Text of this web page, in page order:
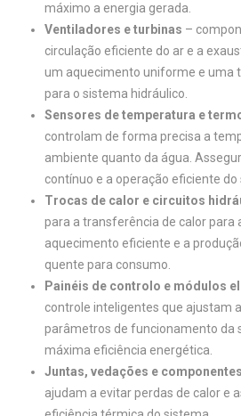
máximo a energia gerada.
Ventiladores e turbinas –
circulação eficiente do ar e a
um aquecimento uniforme e uma
para o sistema hidráulico.
Sensores de temperatura e
controlam de forma precisa a
ambiente quanto da água.
contínuo e a operação eficiente
Trocas de calor e circuitos
para a transferência de calor para
aquecimento eficiente e a
quente para consumo.
Painéis de controlo e módulos
controle inteligentes que ajustam
parâmetros de funcionamento da
máxima eficiência energética.
Juntas, vedações e
ajudam a evitar perdas de calor e